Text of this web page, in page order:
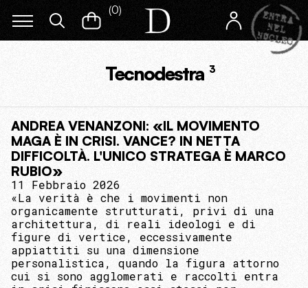
(0)
Tecnodestra 3
ANDREA VENANZONI: «IL MOVIMENTO
MAGA È IN CRISI. VANCE? IN NETTA
DIFFICOLTÀ. L'UNICO STRATEGA È MARCO
RUBIO»
11 Febbraio 2026
«La verità è che i movimenti non
organicamente strutturati, privi di una
architettura, di reali ideologi e di
figure di vertice, eccessivamente
appiattiti su una dimensione
personalistica, quando la figura attorno
cui si sono agglomerati e raccolti entra